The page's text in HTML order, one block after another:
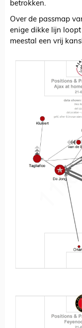
betrokken.
Over de passmap
enige dikke lijn
meestal een vrij